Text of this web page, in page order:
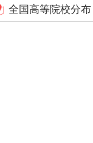
全国高等院校分布